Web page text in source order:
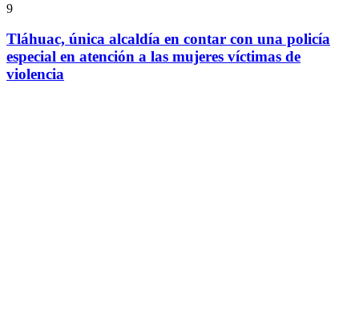
9
Tláhuac, única alcaldía en contar con una policía
especial en atención a las mujeres víctimas de
violencia